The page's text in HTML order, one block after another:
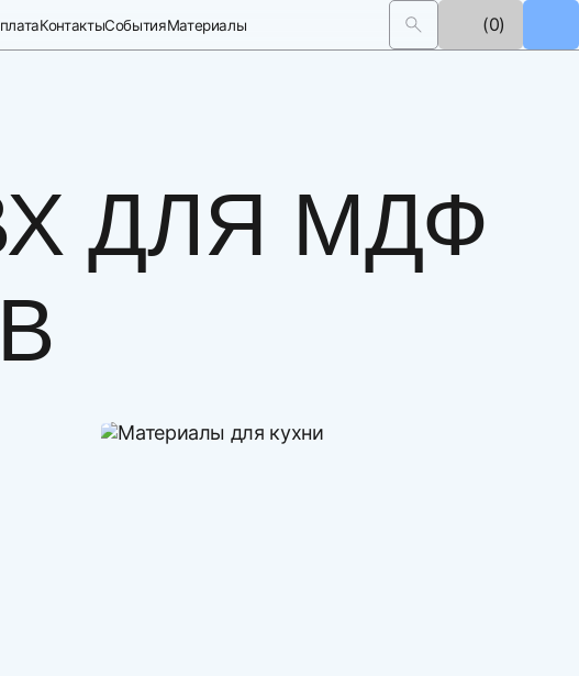
КонтактыСобытияМатериалы (0)
ДЛЯ МДФ